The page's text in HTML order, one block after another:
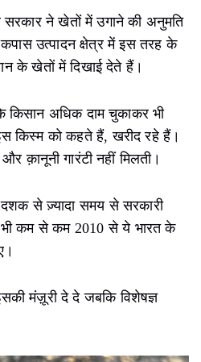
ने खेतों में उगाने की अनुमति
उत्पादन क्षेत्र में इस तरह के
के खेतों में दिखाई देते हैं।
किसान अधिक दाम चुकाकर भी
किस्म को कहते हैं, खरीद रहे हैं।
क़ानूनी गारंटी नहीं मिलती।
से ज़्यादा समय से सरकारी
भी कम से कम 2010 से ये भारत के
मंज़ूरी दे दे जबकि विशेषज्ञ